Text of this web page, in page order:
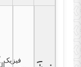
-
۰
فیزیک